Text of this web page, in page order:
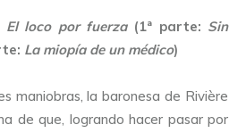
El loco por fuerza(1ª parte: Sin
La miopía de un médico)
maniobras, la baronesa de Rivière
de que, logrando hacer pasar por